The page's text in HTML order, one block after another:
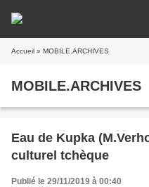
Accueil » MOBILE.ARCHIVES
MOBILE.ARCHIVES
Eau de Kupka
culturel tchèque
Publié le 29/11/2019 à 00:40